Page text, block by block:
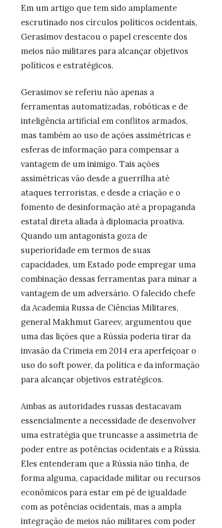
Em um artigo que tem sido amplamente
escrutinado nos círculos políticos ocidentais,
Gerasimov destacou o papel crescente dos
meios não militares para alcançar objetivos
políticos e estratégicos.
Gerasimov se referiu não apenas a
ferramentas automatizadas, robóticas e de
inteligência artificial em conflitos armados,
mas também ao uso de ações assimétricas e
esferas de informação para compensar a
vantagem de um inimigo. Tais ações
assimétricas vão desde a guerrilha até
ataques terroristas, e desde a criação e o
fomento de desinformação até a propaganda
estatal direta aliada à diplomacia proativa.
Quando um antagonista goza de
superioridade em termos de suas
capacidades, um Estado pode empregar uma
combinação dessas ferramentas para minar a
vantagem de um adversário. O falecido chefe
da Academia Russa de Ciências Militares,
general Makhmut Gareev, argumentou que
uma das lições que a Rússia poderia tirar da
invasão da Crimeia em 2014 era aperfeiçoar o
uso do soft power, da política e da informação
para alcançar objetivos estratégicos.
Ambas as autoridades russas destacavam
essencialmente a necessidade de desenvolver
uma estratégia que truncasse a assimetria de
poder entre as potências ocidentais e a Rússia.
Eles entenderam que a Rússia não tinha, de
forma alguma, capacidade militar ou recursos
econômicos para estar em pé de igualdade
com as potências ocidentais, mas a ampla
integração de meios não militares com poder